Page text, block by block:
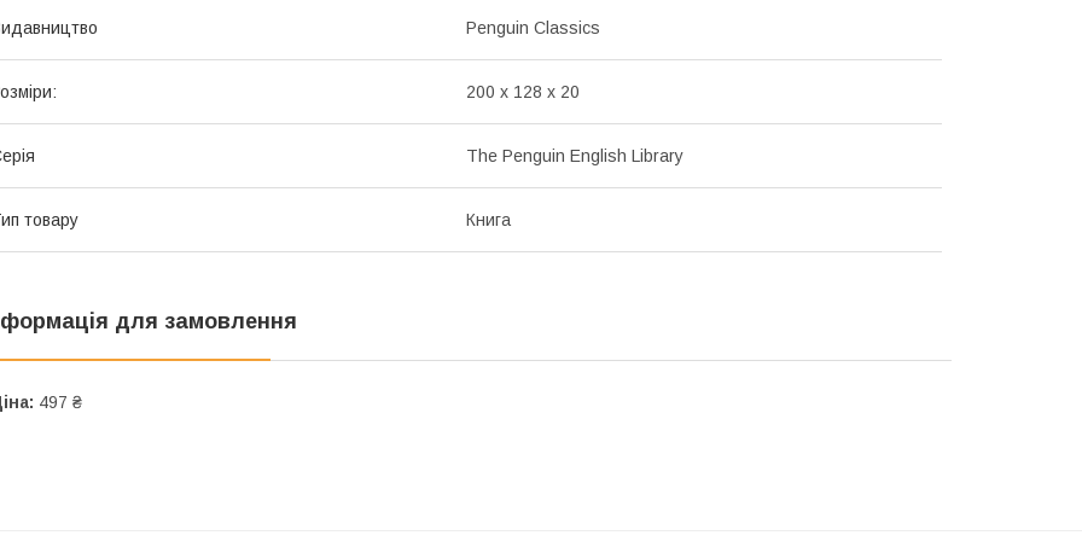
Penguin Classics
200 x 128 x 20
The Penguin English Library
товару Книга
для замовлення
497 ₴